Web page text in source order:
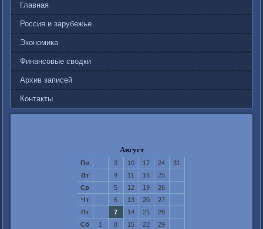
Главная
Россия и зарубежье
Экономика
Финансовые сводки
Архив записей
Контакты
Август
Пн 3 10 17 24
31
Вт
4 11 18
25
Ср
5 12 19
26
Чт
6 13 20
27
Пт
7 14 21
28
Сб
1 8 15 22
29